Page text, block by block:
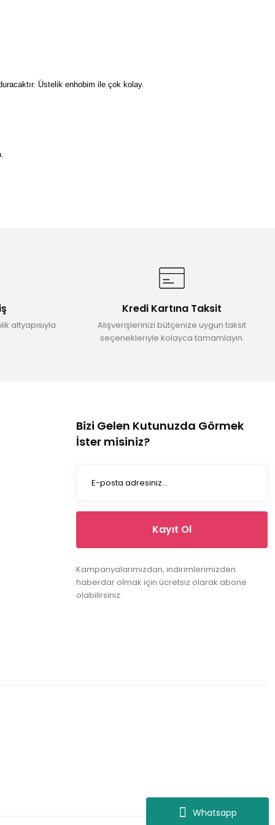
Whatsapp
Üstelik enhobim ile çok kolay.
altyapısıyla
Kredi Kartına Taksit
Alışverişlerinizi bütçenize uygun taksit
seçenekleriyle kolayca tamamlayın.
Bizi Gelen Kutunuzda Görmek
İster misiniz?
Kayıt Ol
Kampanyalarımızdan, indirimlerimizden
haberdar olmak için ücretsiz olarak abone
olabilirsiniz.